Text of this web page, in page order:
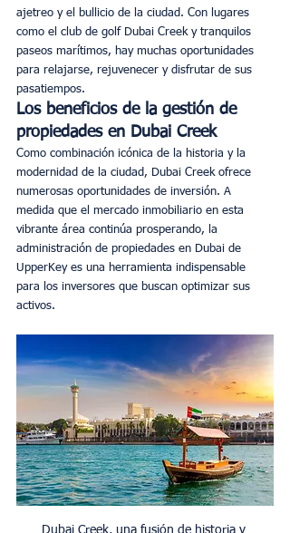
ajetreo y el bullicio de la ciudad. Con lugares
como el club de golf Dubai Creek y tranquilos
paseos marítimos, hay muchas oportunidades
para relajarse, rejuvenecer y disfrutar de sus
pasatiempos.
Los beneficios de la gestión de
propiedades en Dubai Creek
Como combinación icónica de la historia y la
modernidad de la ciudad, Dubai Creek ofrece
numerosas oportunidades de inversión. A
medida que el mercado inmobiliario en esta
vibrante área continúa prosperando, la
administración de propiedades en Dubai de
UpperKey es una herramienta indispensable
para los inversores que buscan optimizar sus
activos.